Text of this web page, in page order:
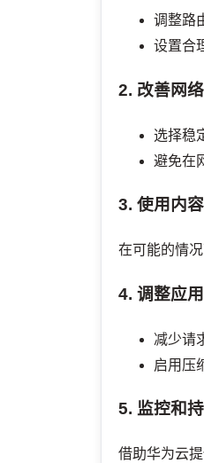
调整路
设置合
2. 改善网
选择稳
避免在
3. 使用内
在可能的情
4. 调整应
减少请
启用压
5. 监控和
借助华为云